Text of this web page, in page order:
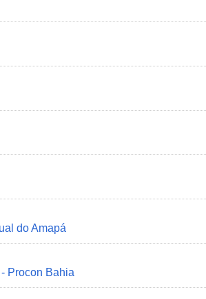
do Amapá
Procon Bahia